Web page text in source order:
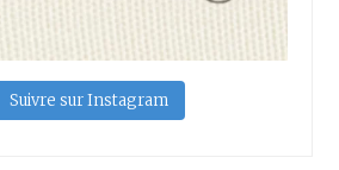
Suivre sur Instagram